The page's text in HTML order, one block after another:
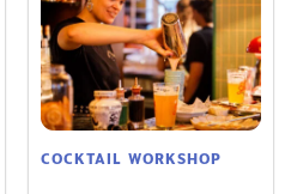
COCKTAIL WORKSHOP